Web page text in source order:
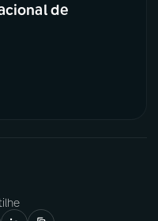
de